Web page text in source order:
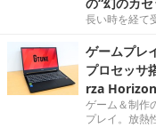
の“幻のカ
長い時を経て
ゲームプレ
プロセッサ
rza
ゲーム＆制作
プレイ。放熱